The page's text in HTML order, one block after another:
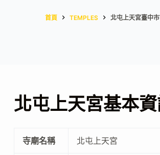
首頁 TEMPLES 北屯上天宮臺中
北屯上天宮基本
寺廟名稱 北屯上天宮